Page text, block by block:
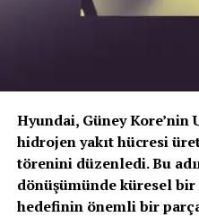
HAFİF TİCARİDE ELEKTRİKLİ
damga vurdu
Hyundai, Güney Kore’nin
hidrojen yakıt hücresi
törenini düzenledi. Bu
dönüşümünde küresel
hedefinin önemli bir